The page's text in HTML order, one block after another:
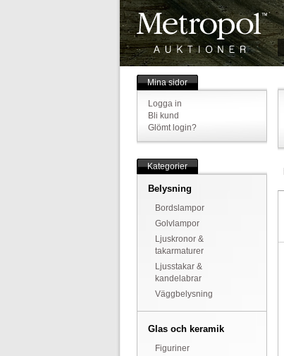
Mina sidor
Logga in
Bli kund
Glömt login?
Kategorier
Belysning
Bordslampor
Golvlampor
Ljuskronor &
takarmaturer
Ljusstakar &
kandelabrar
Väggbelysning
Glas och keramik
Figuriner